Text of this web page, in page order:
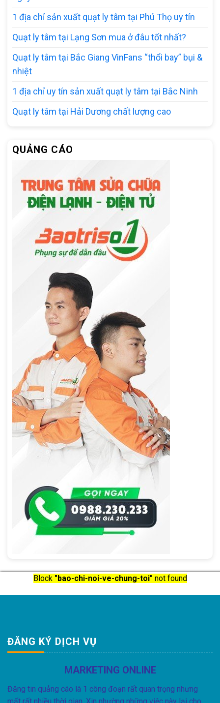
1 địa chỉ sản xuất quạt ly tâm tại Phú Thọ uy tín
Quạt ly tâm tại Lạng Sơn mua ở đâu tốt nhất?
Quạt ly tâm tại Bắc Giang VinFans “thổi bay” bụi &
nhiệt
1 địa chỉ uy tín sản xuất quạt ly tâm tại Bắc Ninh
Quạt ly tâm tại Hải Dương chất lượng cao
QUẢNG CÁO
Block "bao-chi-noi-ve-chung-toi" not found
ĐĂNG KÝ DỊCH VỤ
MARKETING ONLINE
Đăng tin quảng cáo là 1 công đoạn rất quan trọng nhưng